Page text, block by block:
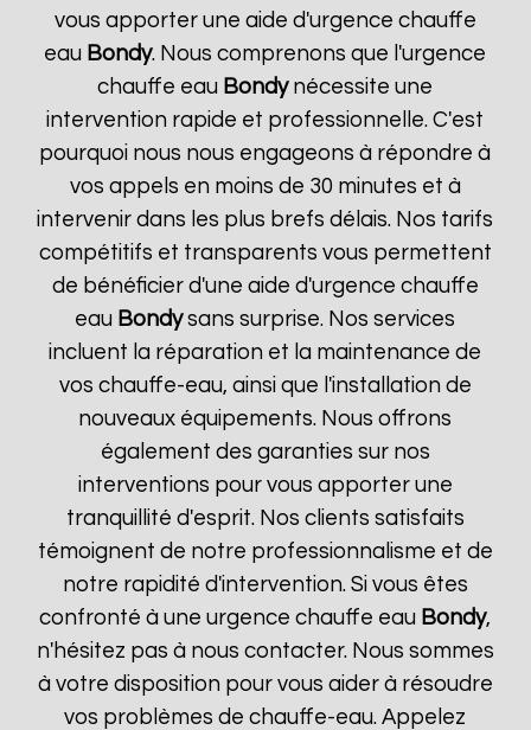
vous apporter une aide d'urgence chauffe
eau Bondy. Nous comprenons que l'urgence
chauffe eau Bondynécessite une
intervention rapide et professionnelle. C'est
pourquoi nous nous engageons à répondre à
vos appels en moins de 30 minutes et à
intervenir dans les plus brefs délais. Nos tarifs
compétitifs et transparents vous permettent
de bénéficier d'une aide d'urgence chauffe
eau Bondysans surprise. Nos services
incluent la réparation et la maintenance de
vos chauffe-eau, ainsi que l'installation de
nouveaux équipements. Nous offrons
également des garanties sur nos
interventions pour vous apporter une
tranquillité d'esprit. Nos clients satisfaits
témoignent de notre professionnalisme et de
notre rapidité d'intervention. Si vous êtes
confronté à une urgence chauffe eau Bondy,
n'hésitez pas à nous contacter. Nous sommes
à votre disposition pour vous aider à résoudre
vos problèmes de chauffe-eau. Appelez